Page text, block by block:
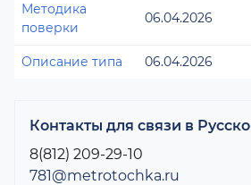
Методика
поверки
06.04.2026
Описание типа 06.04.2026
Контакты для связи в
8(812) 209-29-10
781@metrotochka.ru